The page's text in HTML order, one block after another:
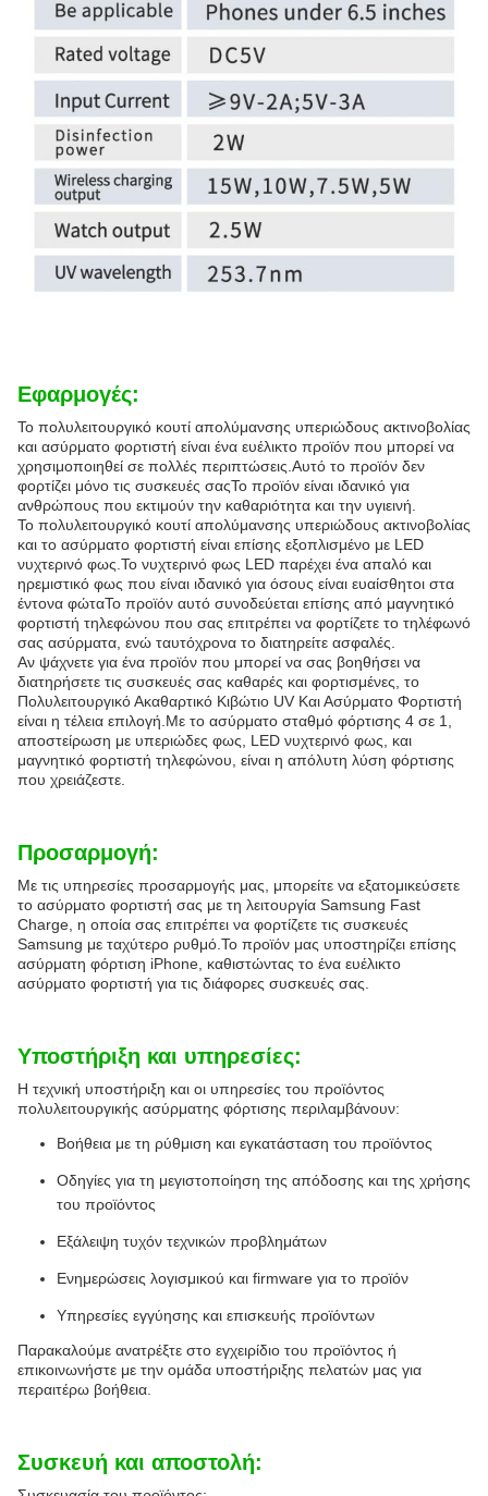
Εφαρμογές:
Το πολυλειτουργικό κουτί απολύμανσης υπεριώδους ακτινοβολίας
και ασύρματο φορτιστή είναι ένα ευέλικτο προϊόν που μπορεί να
χρησιμοποιηθεί σε πολλές περιπτώσεις.Αυτό το προϊόν δεν
φορτίζει μόνο τις συσκευές σαςΤο προϊόν είναι ιδανικό για
ανθρώπους που εκτιμούν την καθαριότητα και την υγιεινή.
Το πολυλειτουργικό κουτί απολύμανσης υπεριώδους ακτινοβολίας
και το ασύρματο φορτιστή είναι επίσης εξοπλισμένο με LED
νυχτερινό φως.Το νυχτερινό φως LED παρέχει ένα απαλό και
ηρεμιστικό φως που είναι ιδανικό για όσους είναι ευαίσθητοι στα
έντονα φώταΤο προϊόν αυτό συνοδεύεται επίσης από μαγνητικό
φορτιστή τηλεφώνου που σας επιτρέπει να φορτίζετε το τηλέφωνό
σας ασύρματα, ενώ ταυτόχρονα το διατηρείτε ασφαλές.
Αν ψάχνετε για ένα προϊόν που μπορεί να σας βοηθήσει να
διατηρήσετε τις συσκευές σας καθαρές και φορτισμένες, το
Πολυλειτουργικό Ακαθαρτικό Κιβώτιο UV Και Ασύρματο Φορτιστή
είναι η τέλεια επιλογή.Με το ασύρματο σταθμό φόρτισης 4 σε 1,
αποστείρωση με υπεριώδες φως, LED νυχτερινό φως, και
μαγνητικό φορτιστή τηλεφώνου, είναι η απόλυτη λύση φόρτισης
που χρειάζεστε.
Προσαρμογή:
Με τις υπηρεσίες προσαρμογής μας, μπορείτε να εξατομικεύσετε
το ασύρματο φορτιστή σας με τη λειτουργία Samsung Fast
Charge, η οποία σας επιτρέπει να φορτίζετε τις συσκευές
Samsung με ταχύτερο ρυθμό.Το προϊόν μας υποστηρίζει επίσης
ασύρματη φόρτιση iPhone, καθιστώντας το ένα ευέλικτο
ασύρματο φορτιστή για τις διάφορες συσκευές σας.
Υποστήριξη και υπηρεσίες:
Η τεχνική υποστήριξη και οι υπηρεσίες του προϊόντος
πολυλειτουργικής ασύρματης φόρτισης περιλαμβάνουν:
Βοήθεια με τη ρύθμιση και εγκατάσταση του προϊόντος
Οδηγίες για τη μεγιστοποίηση της απόδοσης και της χρήσης
του προϊόντος
Εξάλειψη τυχόν τεχνικών προβλημάτων
Ενημερώσεις λογισμικού και firmware για το προϊόν
Υπηρεσίες εγγύησης και επισκευής προϊόντων
Παρακαλούμε ανατρέξτε στο εγχειρίδιο του προϊόντος ή
επικοινωνήστε με την ομάδα υποστήριξης πελατών μας για
περαιτέρω βοήθεια.
Συσκευή και αποστολή: